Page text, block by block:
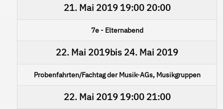
21. Mai 201919:00 20:00
7e - Elternabend
22. Mai 2019bis 24. Mai 2019
Probenfahrten/Fachtag der Musik-AGs, Musikgruppen
22. Mai 201919:00 21:00